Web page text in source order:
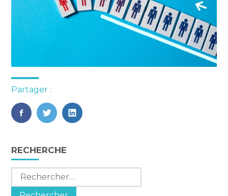
Partager :
FaceBook
TwitterLinkedIn
Blog
sidebar
RECHERCHE
Rechercher :